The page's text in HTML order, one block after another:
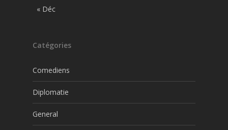
« Déc
Catégories
Comediens
Diplomatie
General